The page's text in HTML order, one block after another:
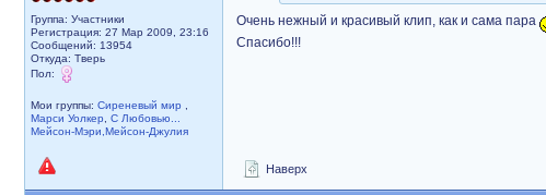
Группа: Участники
Регистрация: 27 Мар 2009, 23:16
Сообщений: 13954
Откуда: Тверь
Пол:
Мои группы: Сиреневый мир ,
Марси Уолкер, С Любовью...
Мейсон-Мэри,Мейсон-Джулия
Очень нежный и красивый клип, как и сама пара
Спасибо!!!
Наверх